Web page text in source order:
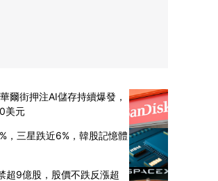
爾街押注AI儲存持續爆發，
美元
，三星跌近6%，韓股記憶體
超9億股，股價不跌反漲超